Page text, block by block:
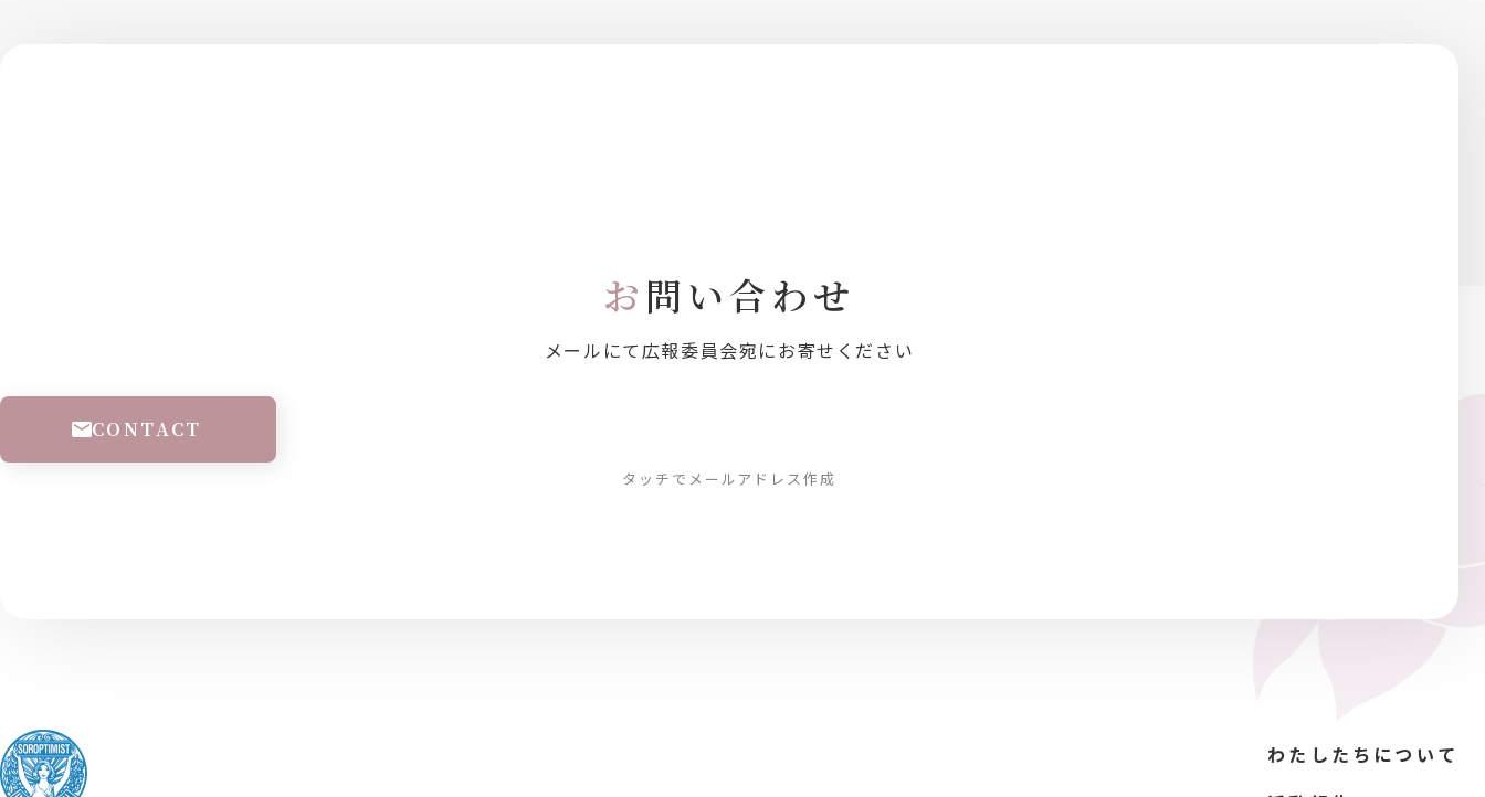
お 問い合わせ
メールにて広報委員会宛にお寄せください
CONTACT
タッチでメールアドレス作成
わたしたちについて